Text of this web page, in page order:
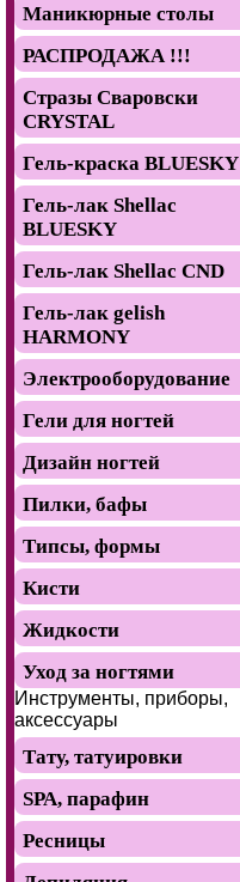
Маникюрные столы
РАСПРОДАЖА !!!
Стразы Сваровски
CRYSTAL
Гель-краска BLUESKY
Гель-лак Shellac
BLUESKY
Гель-лак Shellac CND
Гель-лак gelish
HARMONY
Электрооборудование
Гели для ногтей
Дизайн ногтей
Пилки, бафы
Типсы, формы
Кисти
Жидкости
Уход за ногтями
Инструменты, приборы,
аксессуары
Тату, татуировки
SРА, парафин
Ресницы